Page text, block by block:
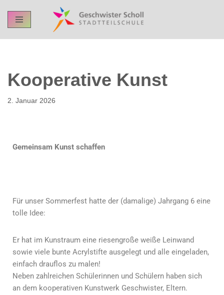
Skip
to
Kooperative Kunst
2. Januar 2026
Gemeinsam Kunst schaffen
Für unser Sommerfest hatte der (damalige) Jahrgang 6 eine
tolle Idee:
Er hat im Kunstraum eine riesengroße weiße Leinwand
sowie viele bunte Acrylstifte ausgelegt und alle eingeladen,
einfach drauflos zu malen!
Neben zahlreichen Schülerinnen und Schülern haben sich
an dem kooperativen Kunstwerk Geschwister, Eltern.